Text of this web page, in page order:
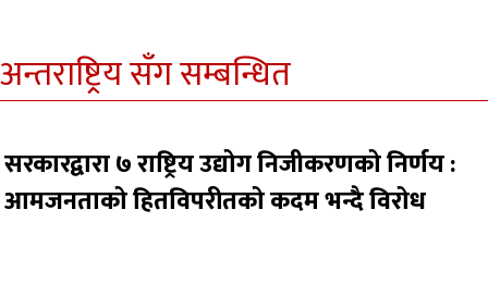
अन्तराष्ट्रिय सँग सम्बन्धित
सरकारद्वारा ७ राष्ट्रिय उद्योग निजीकरणको निर्णय :
आमजनताको हितविपरीतको कदम भन्दै विरोध